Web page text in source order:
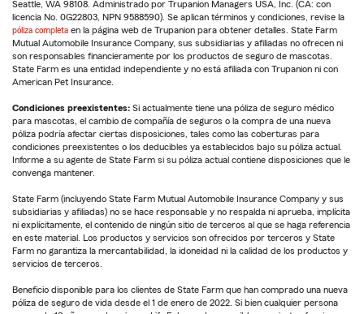
Seattle, WA 98108. Administrado por Trupanion Managers USA, Inc. (CA: con
licencia No. 0G22803, NPN 9588590). Se aplican términos y condiciones, revise la
póliza completa en la página web de Trupanion para obtener detalles. State Farm
Mutual Automobile Insurance Company, sus subsidiarias y afiliadas no ofrecen ni
son responsables financieramente por los productos de seguro de mascotas.
State Farm es una entidad independiente y no está afiliada con Trupanion ni con
American Pet Insurance.
Condiciones preexistentes: Si actualmente tiene una póliza de seguro médico
para mascotas, el cambio de compañía de seguros o la compra de una nueva
póliza podría afectar ciertas disposiciones, tales como las coberturas para
condiciones preexistentes o los deducibles ya establecidos bajo su póliza actual.
Informe a su agente de State Farm si su póliza actual contiene disposiciones que le
convenga mantener.
State Farm (incluyendo State Farm Mutual Automobile Insurance Company y sus
subsidiarias y afiliadas) no se hace responsable y no respalda ni aprueba, implícita
ni explícitamente, el contenido de ningún sitio de terceros al que se haga referencia
en este material. Los productos y servicios son ofrecidos por terceros y State
Farm no garantiza la mercantabilidad, la idoneidad ni la calidad de los productos y
servicios de terceros.
Beneficio disponible para los clientes de State Farm que han comprado una nueva
póliza de seguro de vida desde el 1 de enero de 2022. Si bien cualquier persona